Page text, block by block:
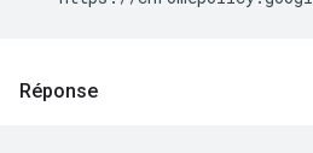
Réponse